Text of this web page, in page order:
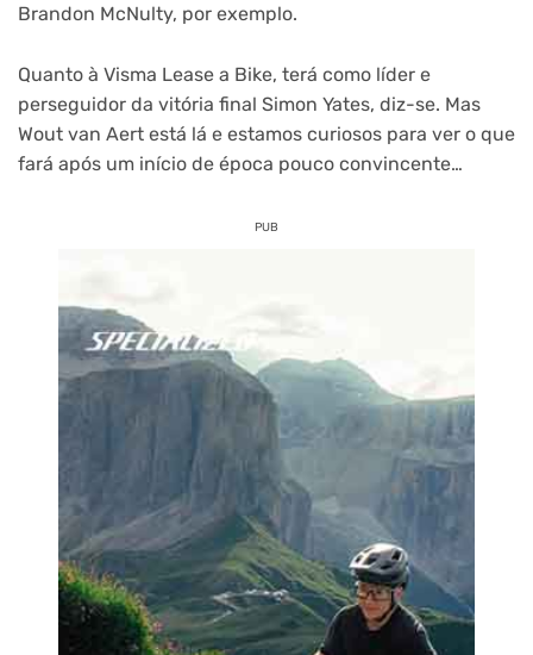
Brandon McNulty, por exemplo.
Quanto à Visma Lease a Bike, terá como líder e
perseguidor da vitória final Simon Yates, diz-se. Mas
Wout van Aert está lá e estamos curiosos para ver o que
fará após um início de época pouco convincente…
PUB